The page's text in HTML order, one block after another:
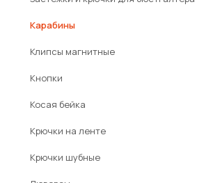
Карабины
Клипсы магнитные
Кнопки
Косая бейка
Крючки на ленте
Крючки шубные